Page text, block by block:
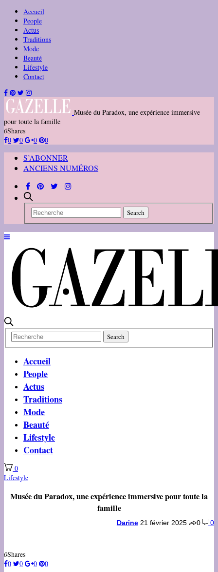
Accueil
People
Actus
Traditions
Mode
Beauté
Lifestyle
Contact
Musée du Paradox, une expérience immersive
pour toute la famille
0Shares
0
0 0 0
S’ABONNER
ANCIENS NUMÉROS
Accueil
People
Actus
Traditions
Mode
Beauté
Lifestyle
Contact
0
Lifestyle
Musée du Paradox, une expérience immersive pour toute la
famille
Darine 21 février 2025 0 0
0Shares
0
0 0 0